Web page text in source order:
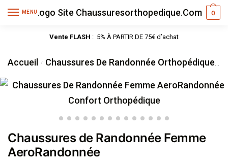
MENU 0
Vente FLASH : 5% À PARTIR DE 75€ d’achat
Accueil / Chaussures De Randonnée Orthopédique
Chaussures de Randonnée Femme
AeroRandonnée